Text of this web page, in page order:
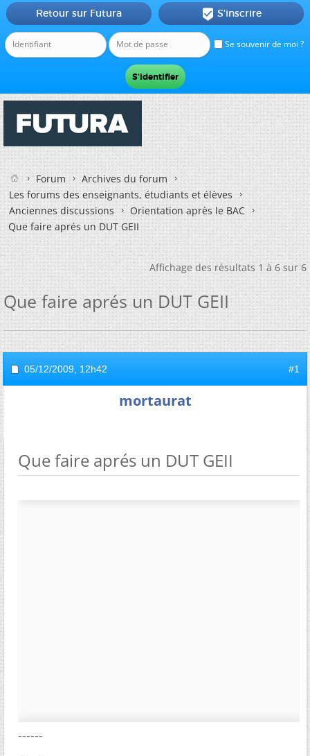
Se souvenir de moi ?
Retour sur Futura  S'inscrire
Forum
Archives du forum
Les forums des enseignants, étudiants et élèves
Anciennes discussions
Orientation après le BAC
Que faire aprés un DUT GEII
Affichage des résultats 1 à 6 sur 6
Que faire aprés un DUT GEII
05/12/2009, 12h42 #1
mortaurat
Que faire aprés un DUT GEII
------